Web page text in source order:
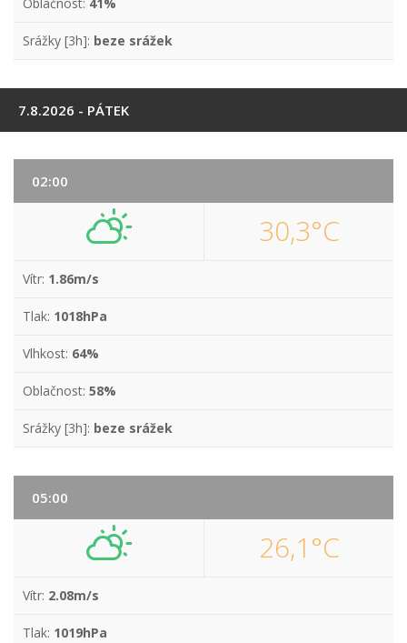
Srážky [3h]: beze srážek
7.8.2026 - PÁTEK
02:00
30,3°C
Vítr: 1.86m/s
Tlak: 1018hPa
Vlhkost: 64%
Oblačnost: 58%
Srážky [3h]: beze srážek
05:00
26,1°C
Vítr: 2.08m/s
Tlak: 1019hPa